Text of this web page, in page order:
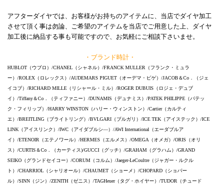
アフターダイヤでは、お客様がお持ちのアイテムに、当店でダイヤ加工
させて頂く事は勿論、ご希望のアイテムを当店でご用意した上、ダイヤ
加工後に納品する事も可能ですので、お気軽にご相談下さいませ。
・ブランド時計・
HUBLOT（ウブロ）/CHANEL（シャネル）/FRANCK MULLER（フランク・ミュラ
ー）/ROLEX（ロレックス）/AUDEMARS PIGUET（オーデマ・ピゲ）/JACOB＆Co．（ジェ
イコブ）/RICHARD MILLE（リシャール・ミル）/ROGER DUBUIS（ロジェ・デュブ
イ）/Tiffany＆Co．（ティファニー）/DUNAMIS（デュナミス）/PATEK PHILIPPE（パテッ
ク・フィリップ）/HARRY WINSTON（ハリー・ウィンストン）/Cartier（カルティ
エ）/BREITLING（ブライトリング）/BVLGARI（ブルガリ）/ICE TEK（アイステック）/ICE
LINK（アイスリンク）/IWC（アイダブルシ―）/AWI International（エーダブルア
イ）/ETENOIR（エテノワール）/HERMES（エルメス）/OMEGA（オメガ）/ORIS（オリ
ス）/CURTIS＆Co．（カーティス)/GUCCI（グッチ）/GRAHAM（グラハム）/GRAND
SEIKO（グランドセイコー）/CORUM（コルム）/Jaeger-LeCoultre（ジャガー・ルクル
ト）/CHARRIOL（シャリオール）/CHAUMET（ショーメ）/CHOPARD（ショパー
ル）/SINN（ジン）/ZENITH（ゼニス）/TAGHeuer（タグ・ホイヤー）/TUDOR（チュード